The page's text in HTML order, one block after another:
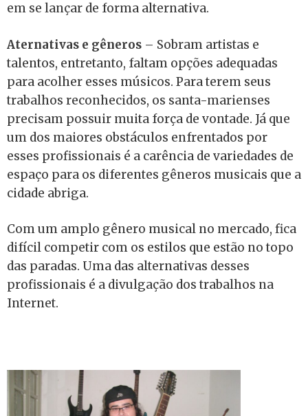
em se lançar de forma alternativa.
Aternativas e gêneros – Sobram artistas e
talentos, entretanto, faltam opções adequadas
para acolher esses músicos. Para terem seus
trabalhos reconhecidos, os santa-marienses
precisam possuir muita força de vontade. Já que
um dos maiores obstáculos enfrentados por
esses profissionais é a carência de variedades de
espaço para os diferentes gêneros musicais que a
cidade abriga.
Com um amplo gênero musical no mercado, fica
difícil competir com os estilos que estão no topo
das paradas. Uma das alternativas desses
profissionais é a divulgação dos trabalhos na
Internet.